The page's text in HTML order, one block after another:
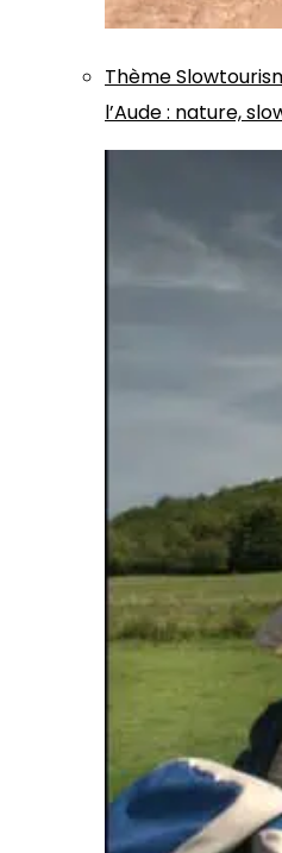
Thème
l’Aude : nature,